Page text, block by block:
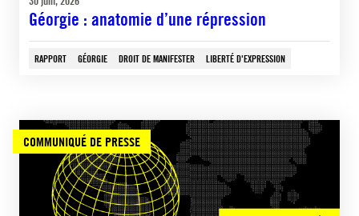
Géorgie : anatomie d’une répression
RAPPORT GÉORGIE DROIT DE MANIFESTER LIBERTÉ D'EXPRESSION
COMMUNIQUÉ DE PRESSE